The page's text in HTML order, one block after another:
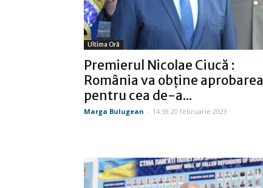
Ultima Oră
Premierul Nicolae Ciucă :
România va obţine aprobarea
pentru cea de-a...
Marga Bulugean - 14:59 20 februarie 2023